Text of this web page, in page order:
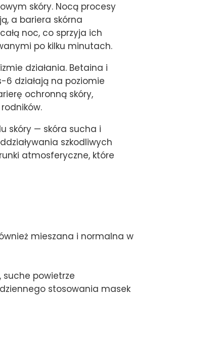
skóry. Nocą procesy
a bariera skórna
noc, co sprzyja ich
po kilku minutach.
działania. Betaina i
6 działają na poziomie
ochronną skóry,
skóry — skóra sucha i
szkodliwych
atmosferyczne, które
mieszana i normalna w
suche powietrze
stosowania masek